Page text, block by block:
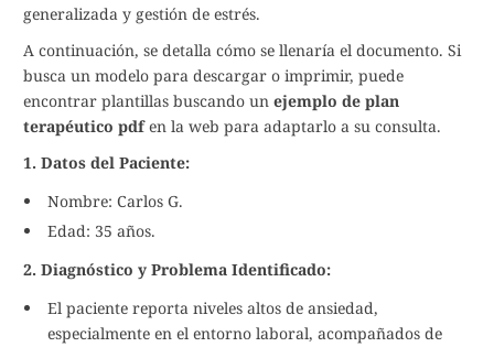
generalizada y gestión de estrés.
A continuación, se detalla cómo se llenaría el documento. Si
busca un modelo para descargar o imprimir, puede
encontrar plantillas buscando un ejemplo de plan
terapéutico pdfen la web para adaptarlo a su consulta.
1. Datos del Paciente:
Nombre: Carlos G.
Edad: 35 años.
2. Diagnóstico y Problema Identificado:
El paciente reporta niveles altos de ansiedad,
especialmente en el entorno laboral, acompañados de